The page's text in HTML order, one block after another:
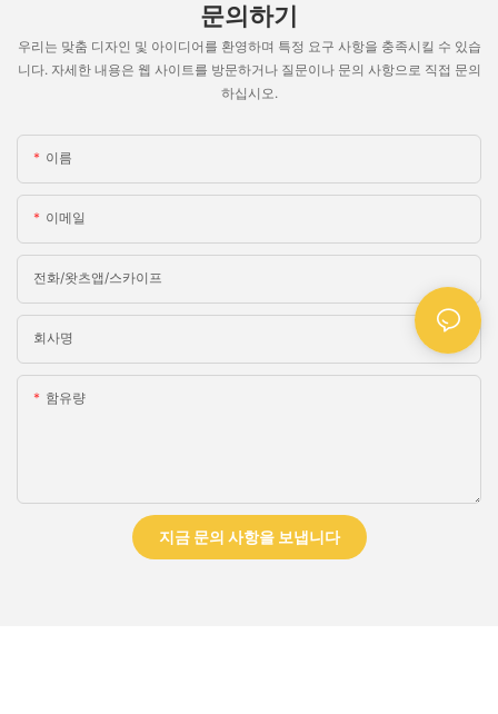
문의하기
우리는 맞춤 디자인 및 아이디어를 환영하며 특정 요구 사항을 충족시킬 수 있습
니다. 자세한 내용은 웹 사이트를 방문하거나 질문이나 문의 사항으로 직접 문의
하십시오.
이름
이메일
전화/왓츠앱/스카이프
회사명
함유량
지금 문의 사항을 보냅니다